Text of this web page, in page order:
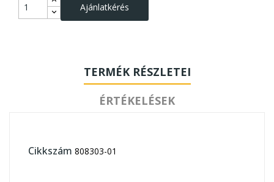
Ajánlatkérés
TERMÉK RÉSZLETEI
ÉRTÉKELÉSEK
Cikkszám 808303-01